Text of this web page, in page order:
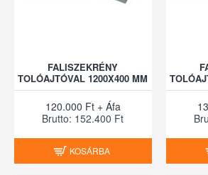
FALISZEKRÉNY
TOLÓAJTÓVAL 1200X400 MM
120.000 Ft + Áfa
Brutto: 152.400 Ft
KOSÁRBA